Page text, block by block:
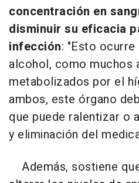
concentración en
disminuir su eficacia
infección: "Esto
alcohol, como muchos
metabolizados por el
ambos, este órgano
que puede ralentizar o
y eliminación del
Además, sostiene